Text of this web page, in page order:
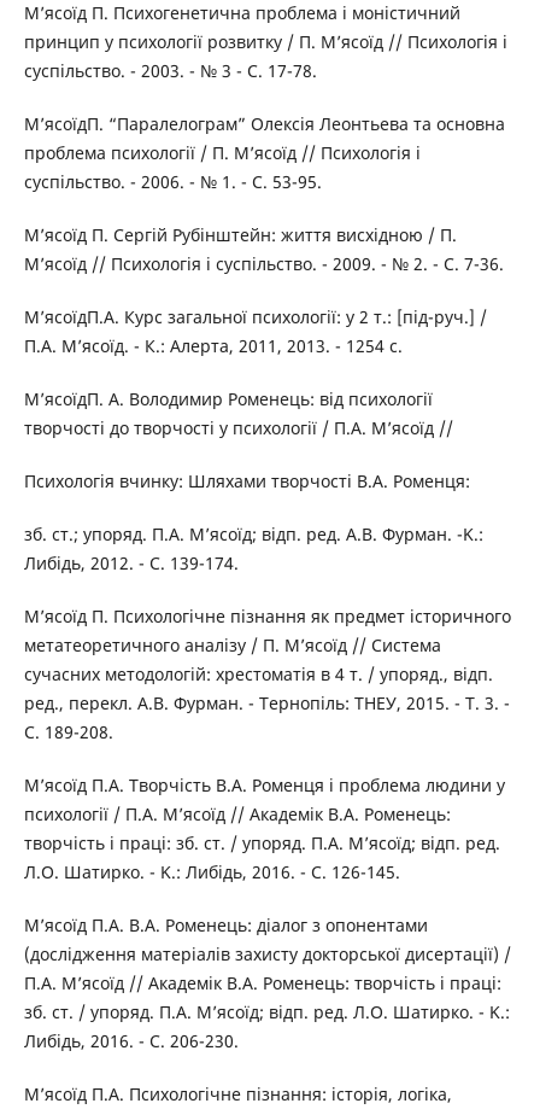
М’ясоїд П. Психогенетична проблема і моністичний
принцип у психології розвитку / П. М’ясоїд // Психологія і
суспільство. - 2003. - № 3 - С. 17-78.
М’ясоїдП. “Паралелограм” Олексія Леонтьева та основна
проблема психології / П. М’ясоїд // Психологія і
суспільство. - 2006. - № 1. - С. 53-95.
М’ясоїд П. Сергій Рубінштейн: життя висхідною / П.
М’ясоїд // Психологія і суспільство. - 2009. - № 2. - C. 7-36.
М’ясоїдП.А. Курс загальної психології: у 2 т.: [під-руч.] /
П.А. М’ясоїд. - К.: Алерта, 2011, 2013. - 1254 с.
М’ясоїдП. А. Володимир Роменець: від психології
творчості до творчості у психології / П.А. М’ясоїд //
Психологія вчинку: Шляхами творчості В.А. Роменця:
зб. ст.; упоряд. П.А. М’ясоїд; відп. ред. А.В. Фурман. -K.:
Либідь, 2012. - С. 139-174.
М’ясоїд П. Психологічне пізнання як предмет історичного
метатеоретичного аналізу / П. М’ясоїд // Система
сучасних методологій: хрестоматія в 4 т. / упоряд., відп.
ред., перекл. А.В. Фурман. - Тернопіль: ТНЕУ, 2015. - Т. 3. -
С. 189-208.
М’ясоїд П.А. Творчість В.А. Роменця і проблема людини у
психології / П.А. М’ясоїд // Академік В.А. Роменець:
творчість і праці: зб. ст. / упоряд. П.А. М’ясоїд; відп. ред.
Л.О. Шатирко. - K.: Либідь, 2016. - С. 126-145.
М’ясоїд П.А. В.А. Роменець: діалог з опонентами
(дослідження матеріалів захисту докторської дисертації) /
П.А. М’ясоїд // Академік В.А. Роменець: творчість і праці:
зб. ст. / упоряд. П.А. М’ясоїд; відп. ред. Л.О. Шатирко. - K.:
Либідь, 2016. - С. 206-230.
М’ясоїд П.А. Психологічне пізнання: історія, логіка,